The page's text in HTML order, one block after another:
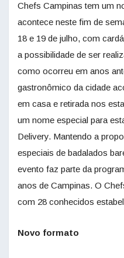
Chefs Campinas tem um
acontece neste fim de
18 e 19 de julho, com
a possibilidade de ser
como ocorreu em anos
gastronômico da cidade
em casa e retirada nos
um nome especial para
Delivery. Mantendo a
especiais de badalados
evento faz parte da
anos de Campinas. O
com 28 conhecidos
Novo formato